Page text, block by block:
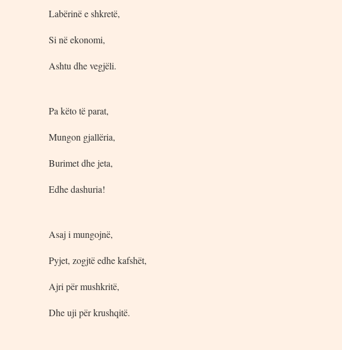
Labërinë e shkretë,
Si në ekonomi,
Ashtu dhe vegjëli.
Pa këto të parat,
Mungon gjallëria,
Burimet dhe jeta,
Edhe dashuria!
Asaj i mungojnë,
Pyjet, zogjtë edhe kafshët,
Ajri për mushkritë,
Dhe uji për krushqitë.